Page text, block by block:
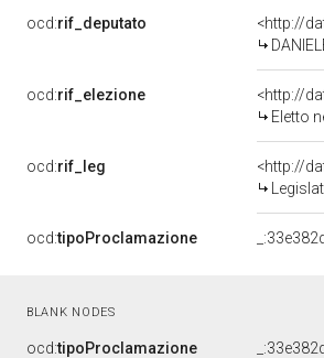
ocd:rif_deputato
<http://
ocd:rif_elezione
<http://
Eletto
ocd:rif_leg
<http://
ocd:tipoProclamazione
BLANK NODES
ocd:tipoProclamazione